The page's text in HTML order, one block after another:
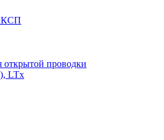
открытой проводки
LTx